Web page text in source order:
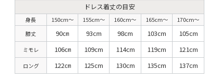
ドレス着丈の目安
身長 150cm〜 155cm〜 160cm〜 165cm〜
170cm〜
膝丈
90㎝ 93cm 98cm 103cm 105cm
ミモレ 106㎝ 109cm 114cm 119cm 121cm
ロング 122㎝ 125cm 130cm 135cm 137cm